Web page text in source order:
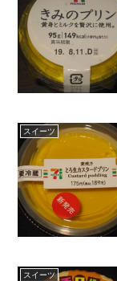
スイーツ
スイーツ